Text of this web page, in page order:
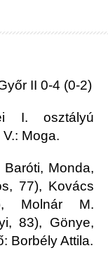
II 0-4 (0-2)
I. osztályú
Moga.
Monda,
77), Kovács
Molnár M.
83), Gönye,
Borbély Attila.